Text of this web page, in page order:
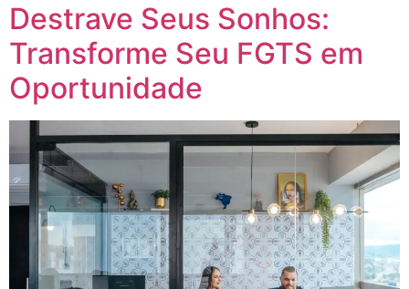
Destrave Seus Sonhos:
Transforme Seu FGTS em
Oportunidade